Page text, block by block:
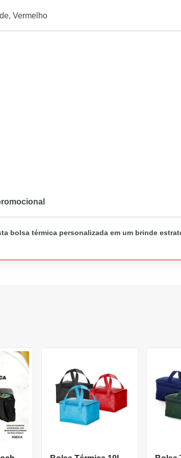
Vermelho
bolsa térmica personalizada em um brinde